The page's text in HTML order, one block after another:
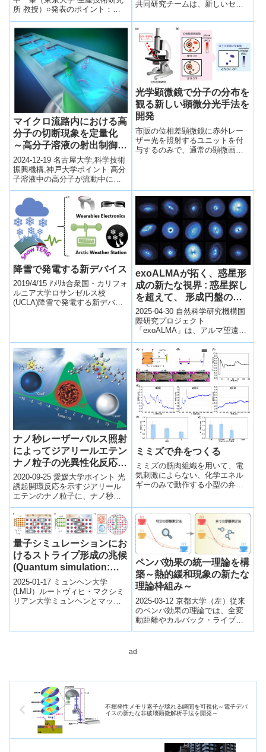
所 教授）○発表のポイント：◆
固体の上を液体が流れるとき、
ある流速を超えると液体が固体
表...
共同研究チームは、新しいセラ
蒸気を吸収すると酸化物イ...
マイクロ流路内における高
分子の切断現象を定量化
～高分子溶液の射出制御、
流路内攪拌に貢献～
2024-12-19 名古屋大学,科学技術
振興機構,神戸大学ポイント 高分
子溶液中の高分子が流動中に切
断する現象が報告されていた
が、どのような状況で切断が生
じる...
光学顕微鏡で分子の分布を
観る新しい顕微分光手法を
開発
市販の位相差顕微鏡に赤外レー
ザー光を照射するユニットを付
与するのみで、通常の顕微画像
降雪で発電する新デバイス
2019/4/15 ｱﾒﾘｶ合衆国・カリフォ
ルニア大学ロサンゼルス校
(UCLA)降雪で発電する新デバイ
exoALMAが拓く、惑星形
成の新たな視界 : 惑星探し
を超えて、 形成円盤の物
理機構に迫る
2025-04-30 自然科学研究機構国
際研究プロジェクト
「exoALMA」は、アルマ望遠鏡
を用い、若い星の周囲に形成さ
れつつある惑星系の観測によ
り、惑星誕生の...
ナノ秒レーザーパルス照射
によってジアリールエテン
ナノ粒子の光異性化反応が
増幅する！
2020-09-25 愛媛大学ポイント 光
誘起開環反応を示すジアリール
エテンのナノ粒子に、ナノ秒パ
ルスレーザーを１発照射する
と、閉環体から開環体への反応
量が最大...
ミミズで弁をつくる
ミミズの筋肉組織を用いて、電
気刺激によらない、化学エネル
ギーのみで動作する小型の弁
量子シミュレーションにお
けるストライプ形成の兆候
(Quantum simulation:
First signs of stripe
formation)
2025-01-17 ミュンヘン大学
(LMU）ルートヴィヒ・マクシミ
リアン大学ミュンヘンとマック
たフェル...
ペンバ効果の統一理論を構
築～熱的緩和現象の新たな
理論枠組み～
2025-03-12 京都大学（左）従来
のペンバ効果の理論では、全変
動距離やカルバック・ライブラ
ー発散など、特定の距離測定法
る。（右）...
ad
不揮発性メモリ素子が壊れる瞬間を可視化～電子デバ
イスの新たな非破壊顕微解析手法を開発～